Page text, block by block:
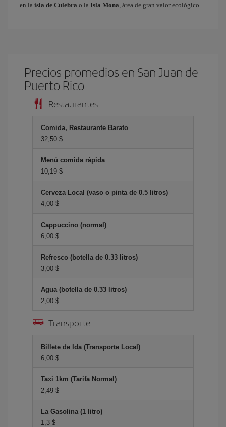
en la isla de Culebra o la Isla Mona, área de gran valor ecológico.
Precios promedios en San Juan de
Puerto Rico
Restaurantes
Comida, Restaurante Barato
32,50 $
Menú comida rápida
10,19 $
Cerveza Local (vaso o pinta de 0.5 litros)
4,00 $
Cappuccino (normal)
6,00 $
Refresco (botella de 0.33 litros)
3,00 $
Agua (botella de 0.33 litros)
2,00 $
Transporte
Billete de Ida (Transporte Local)
6,00 $
Taxi 1km (Tarifa Normal)
2,49 $
La Gasolina (1 litro)
1,3 $